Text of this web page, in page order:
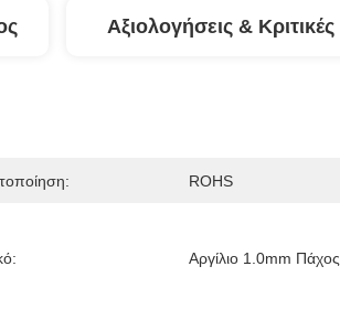
Αξιολογήσεις & Κριτικές
ROHS
Αργίλιο 1.0mm Πάχος